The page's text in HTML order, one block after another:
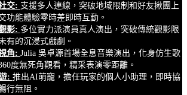
交: 支援多人連線，突破地域限制和好友揪團上
功能體驗零時差即時互動。
影: 多位實力派演員真人演出，突破傳統觀影限
有的沉浸式戲劇。
角: Julia 吳卓源首場全息音樂演出，化身仿生歌
度無死角觀看，精采表演零距離。
: 推出AI萌寵，擔任玩家的個人小助理，即時協
行無阻。